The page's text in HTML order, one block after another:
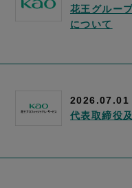
花王グルー
について
代表取締役